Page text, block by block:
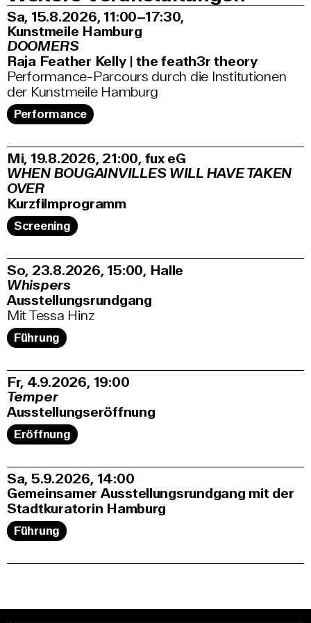
Sa, 15.8.2026 11:00–17:30,
Kunstmeile Hamburg
DOOMERS
Raja Feather Kelly | the feath3r theory
Performance-Parcours durch die Institutionen
der Kunstmeile Hamburg
Performance
Mi, 19.8.2026 21:00, fux eG
WHEN BOUGAINVILLES WILL HAVE TAKEN
OVER
Kurzfilmprogramm
Screening
So, 23.8.2026 15:00, Halle
Whispers
Ausstellungsrundgang
Mit Tessa Hinz
Führung
Fr, 4.9.2026 19:00
Temper
Ausstellungseröffnung
Eröffnung
Sa, 5.9.2026 14:00
Gemeinsamer Ausstellungsrundgang mit der
Stadtkuratorin Hamburg
Führung